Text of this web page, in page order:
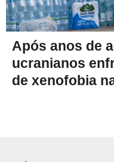
Após anos de
ucranianos
de xenofobia